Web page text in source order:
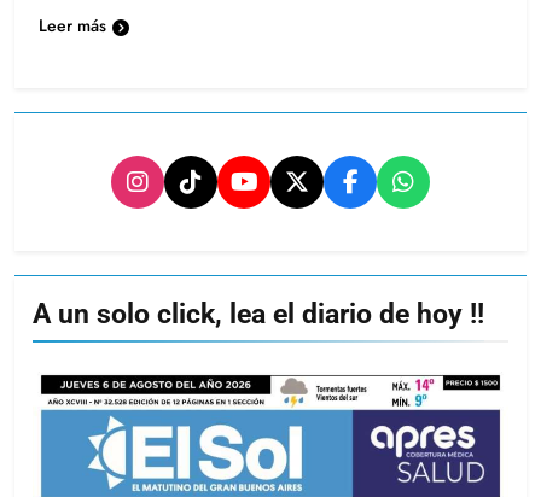
Leer más
A un solo click, lea el diario de hoy !!